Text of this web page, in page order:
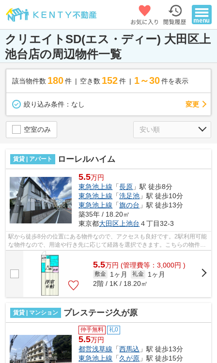
クリエイトSD(エス・ディー) 大田区上
池台店の周辺物件一覧
該当物件数 180件 空き数 152 件 1～30 件を表示
絞り込み条件： なし 変更
空室のみ
賃貸 | アパート ローレルハイム
5.5万円
東急池上線 「長原 」駅 徒歩8分
東急池上線 「洗足池 」駅 徒歩10分
東急池上線 「旗の台 」駅 徒歩13分
築35年 / 18.20㎡
東京都大田区上池台 ４丁目32-3
駅から徒歩8分の位置にある物件なので、アクセスも良好です。2駅利用可能
な物件なので、用途や行き先に応じて経路を選択できます。こちらの物件は
アパートです。初期費用をカードでお...
5.5万円 (管理費等：3,000円 )
敷金 1ヶ月 礼金
1ヶ月
2階 / 1K / 18.20㎡
賃貸 | マンション プレステージ久が原
仲手無料 礼0
5.5万円
都営浅草線 「西馬込 」駅 徒歩13分
東急池上線 「久が原 」駅 徒歩15分